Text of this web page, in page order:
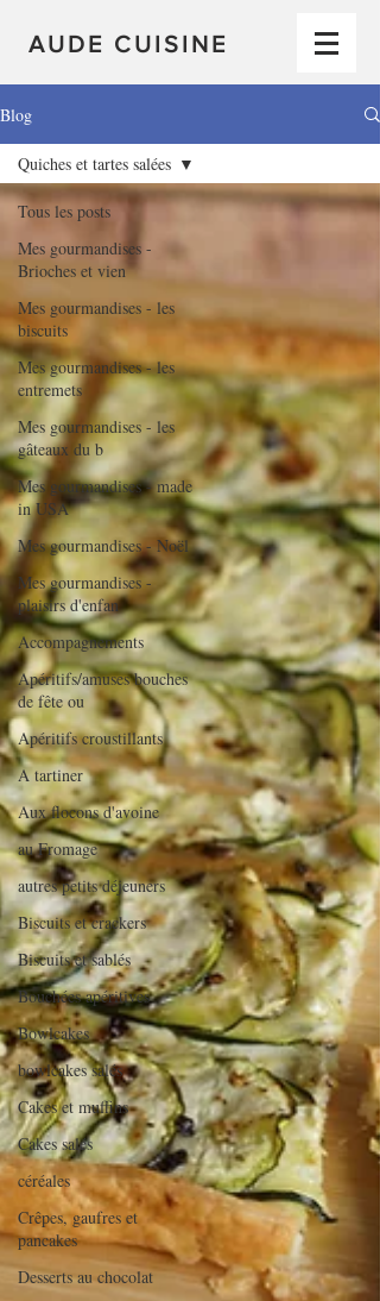
AUDE CUISINE
Blog
Tous les posts
Mes gourmandises -
Brioches et vien
Mes gourmandises - les
biscuits
Mes gourmandises - les
entremets
Mes gourmandises - les
gâteaux du b
Mes gourmandises - made
in USA
Mes gourmandises - Noël
Mes gourmandises -
plaisirs d'enfan
Accompagnements
Apéritifs/amuses bouches
de fête ou
Apéritifs croustillants
A tartiner
Aux flocons d'avoine
au Fromage
autres petits déjeuners
Biscuits et crackers
Biscuits et sablés
Bouchées apéritives
Bowlcakes
bowlcakes salés
Cakes et muffins
Cakes salés
céréales
Crêpes, gaufres et
pancakes
Desserts au chocolat
Quiches et tartes salées